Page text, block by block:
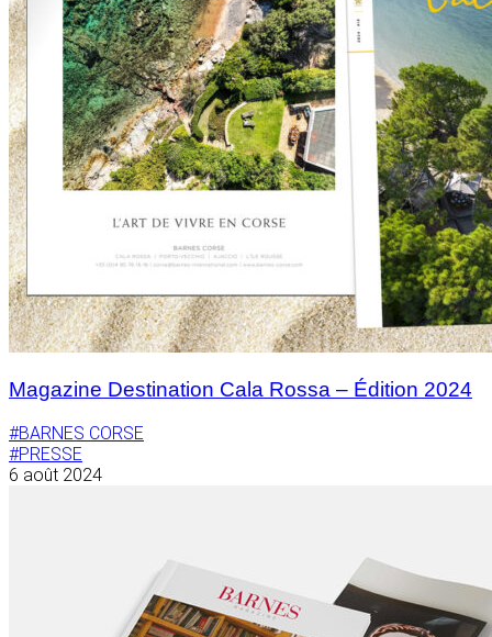
Magazine Destination Cala Rossa – Édition 2024
#BARNES CORSE
#PRESSE
6 août 2024